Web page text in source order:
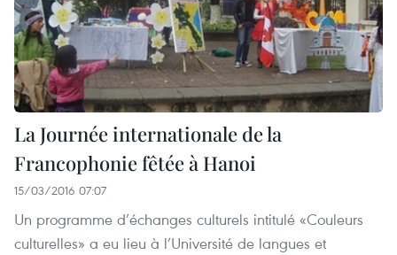
La Journée internationale de la
Francophonie fêtée à Hanoi
15/03/2016 07:07
Un programme d’échanges culturels intitulé «Couleurs
culturelles» a eu lieu à l’Université de langues et